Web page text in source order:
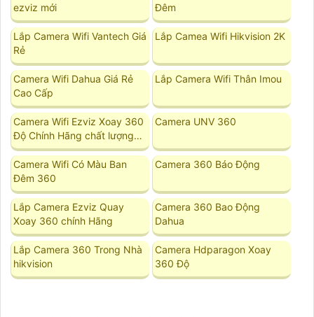
ezviz mới
Đêm
Lắp Camera Wifi Vantech Giá
Rẻ
Lắp Camea Wifi Hikvision 2K
Camera Wifi Dahua Giá Rẻ
Cao Cấp
Lắp Camera Wifi Thân Imou
Camera Wifi Ezviz Xoay 360
Độ Chính Hãng chất lượng
tốt
Camera UNV 360
Camera Wifi Có Màu Ban
Đêm 360
Camera 360 Báo Động
Lắp Camera Ezviz Quay
Xoay 360 chính Hãng
Camera 360 Bao Động
Dahua
Lắp Camera 360 Trong Nhà
hikvision
Camera Hdparagon Xoay
360 Độ